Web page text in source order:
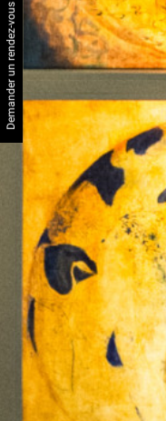
Demander un rendez-vous